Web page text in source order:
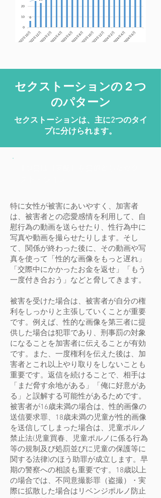
セクストーションの２つ
のパターン
​セクストーションは、主に2つのタイ
プに分けられます。
特に女性が被害にあいやすく、加害者
は、被害者との恋愛感情を利用して、自
慰行為の動画を送らせたり、性行為中に
写真や動画を撮らせたりします。そし
て、関係が終わった後に、その動画や写
真を使って「性的な画像をもっと遅れ」
「交際中にかかったお金を返せ」「もう
一度付き合おう」などと脅してきます。
被害を受けた場合は、被害者が自分の権
利をしっかりと主張していくことが重要
です。例えば、性的な画像を第三者に提
供した場合は犯罪であり、刑事罰の対象
になることを加害者に伝えることが有効
です。また、一度権利を伝えた後は、加
害者とこれ以上やり取りをしないことも
重要です。返信を続けることで、相手は
「まだ脅す余地がある」「俺に好意があ
る」と誤解する可能性があるためです。
被害者が16歳未満の場合は、性的画像の
送信要求罪、18歳未満の児童が性的画像
を送信してしまった場合は、児童ポルノ
禁止法(児童買春、児童ポルノに係る行為
等の規制及び処罰並びに児童の保護等に
関する法律)のほう助罪が成立します。早
期の警察への相談も重要です。18歳以上
の場合では、不同意撮影罪（盗撮）・実
際に拡散した場合はリベンジポルノ防止